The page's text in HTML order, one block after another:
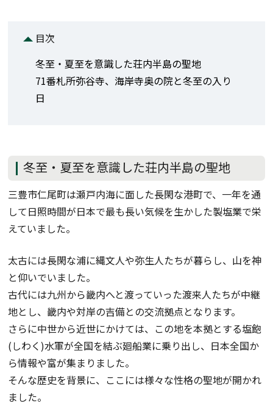
目次
冬至・夏至を意識した荘内半島の聖地
71番札所弥谷寺、海岸寺奥の院と冬至の入り
日
冬至・夏至を意識した荘内半島の聖地
三豊市仁尾町は瀬戸内海に面した長閑な港町で、一年を通
して日照時間が日本で最も長い気候を生かした製塩業で栄
えていました。
太古には長閑な浦に縄文人や弥生人たちが暮らし、山を神
と仰いでいました。
古代には九州から畿内へと渡っていった渡来人たちが中継
地とし、畿内や対岸の吉備との交流拠点となります。
さらに中世から近世にかけては、この地を本拠とする塩飽
(しわく)水軍が全国を結ぶ廻船業に乗り出し、日本全国か
ら情報や富が集まりました。
そんな歴史を背景に、ここには様々な性格の聖地が開かれ
ました。